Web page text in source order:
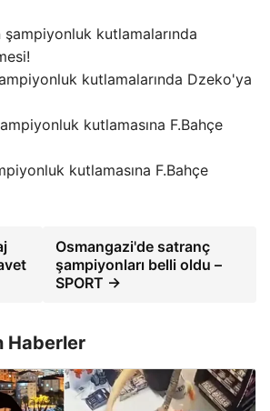
kutlamalarında Dzeko'ya
kutlamasına F.Bahçe
Osmangazi'de satranç
şampiyonları belli oldu –
SPORT →
Haberler